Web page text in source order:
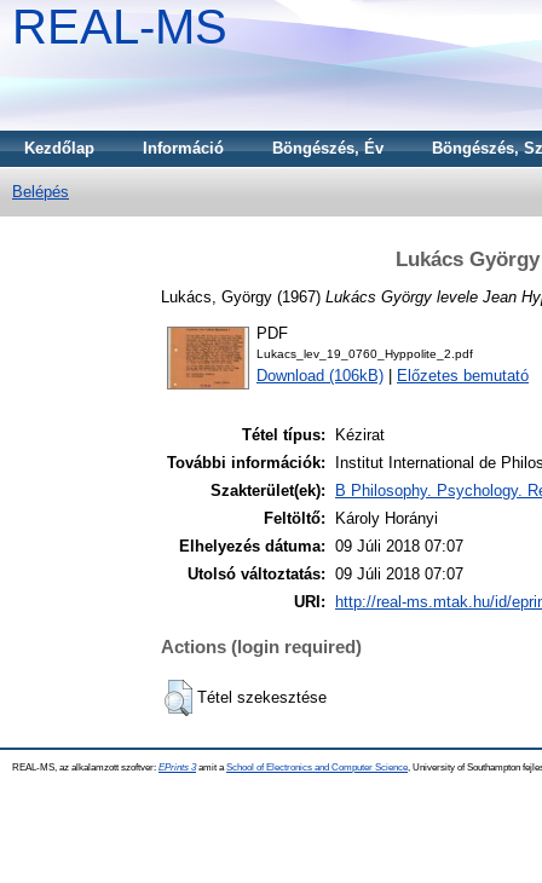
REAL-MS
Kezdőlap Információ Böngészés, Év Böngészés,
Belépés
Lukács
Lukács, György (1967) Lukács György levele Jean
PDF
Lukacs_lev_19_0760_Hyppolite_2.pdf
Download (106kB) Előzetes bemutató
Tétel típus:
Kézirat
További információk:
Institut International de
Szakterület(ek):
B Philosophy. Psychology.
Feltöltő:
Károly Horányi
Elhelyezés dátuma: 09 Júli 2018 07:07
Utolsó változtatás: 09 Júli 2018 07:07
URI:
http://real-ms.mtak.hu/id/
Actions (login required)
Tétel szekesztése
REAL-MS, az alkalamzott szoftver: EPrints 3amit a School of Electronics and Computer Science , University of Southampton